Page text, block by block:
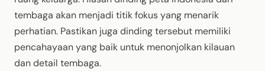
tembaga akan menjadi titik fokus yang menarik
perhatian. Pastikan juga dinding tersebut memiliki
pencahayaan yang baik untuk menonjolkan kilauan
dan detail tembaga.